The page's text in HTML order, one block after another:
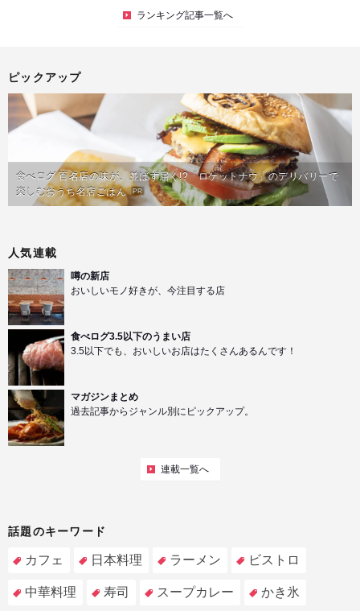
ランキング記事一覧へ
ピックアップ
食べログ 百名店の味が、並ばず届く!?「ロケットナウ」のデリバリーで
楽しむおうち名店ごはん PR
人気連載
噂の新店
おいしいモノ好きが、今注目する店
食べログ3.5以下のうまい店
3.5以下でも、おいしいお店はたくさんあるんです！
マガジンまとめ
過去記事からジャンル別にピックアップ。
連載一覧へ
話題のキーワード
カフェ 日本料理 ラーメン ビストロ
中華料理 寿司 スープカレー かき氷